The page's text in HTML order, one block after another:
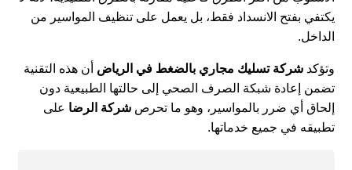
يكتفي بفتح الانسداد فقط، بل يعمل على تنظيف المواسير من
الداخل.
وتؤكدشركة تسليك مجاري بالضغط في الرياض أن هذه التقنية
تضمن إعادة شبكة الصرف الصحي إلى حالتها الطبيعية دون
إلحاق أي ضرر بالمواسير، وهو ما تحرصشركة الرضا على
تطبيقه في جميع خدماتها.